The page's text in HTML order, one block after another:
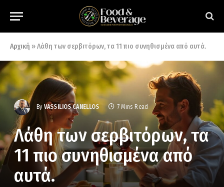
Αρχική »Λάθη των σερβιτόρων, τα 11 πιο συνηθισμένα από αυτά.
By VASSILIOS CANELLOS 7 Mins Read
Λάθη των σερβιτόρων, τα
11 πιο συνηθισμένα από
αυτά.